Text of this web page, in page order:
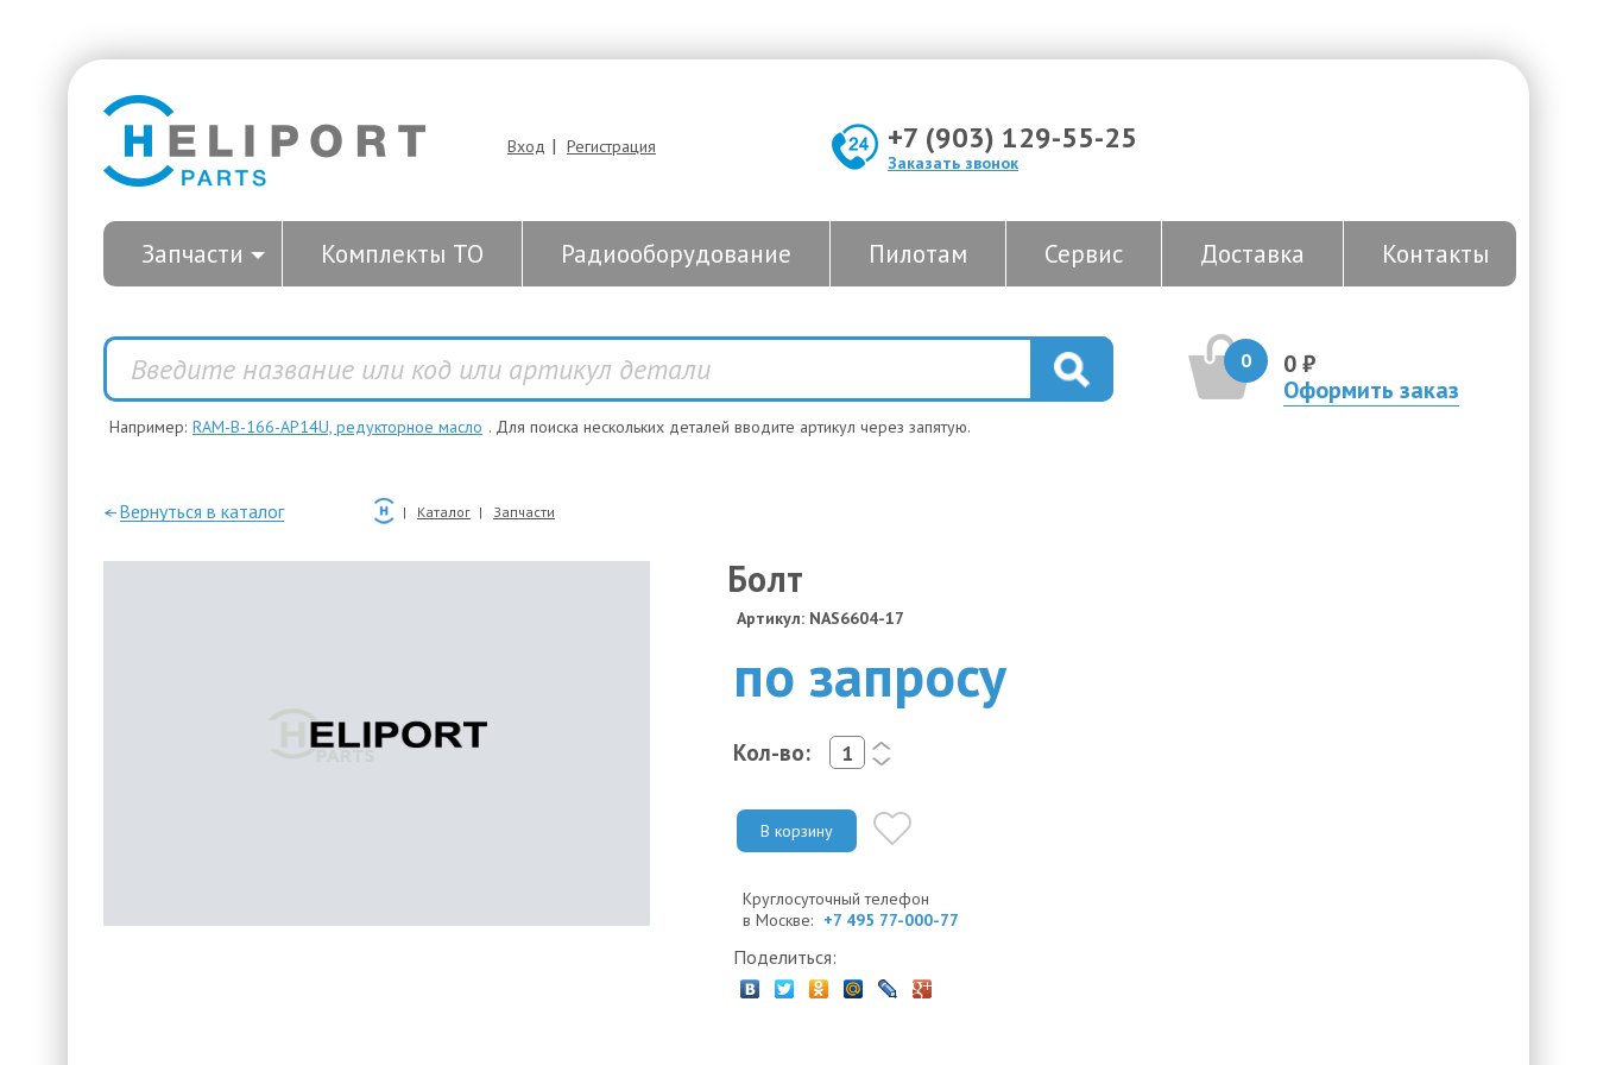
Вход | Регистрация +7 (903) 129-55-25
Заказать звонок
Запчасти Комплекты ТО Радиооборудование Пилотам Сервис Доставка Контакты
0
0 ₽
Оформить заказ
Например: RAM-B-166-AP14U, редукторное масло . Для поиска нескольких деталей вводите артикул через запятую.
—Вернуться в каталог Каталог Запчасти
Болт
Артикул: NAS6604-17
по запросу
Кол-во:
<
>
В корзину
Круглосуточный телефон
в Москве: +7 495 77-000-77
Поделиться: